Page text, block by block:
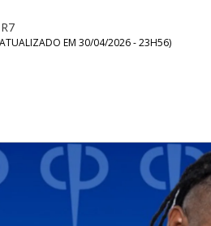
EM 30/04/2026 - 23H56)